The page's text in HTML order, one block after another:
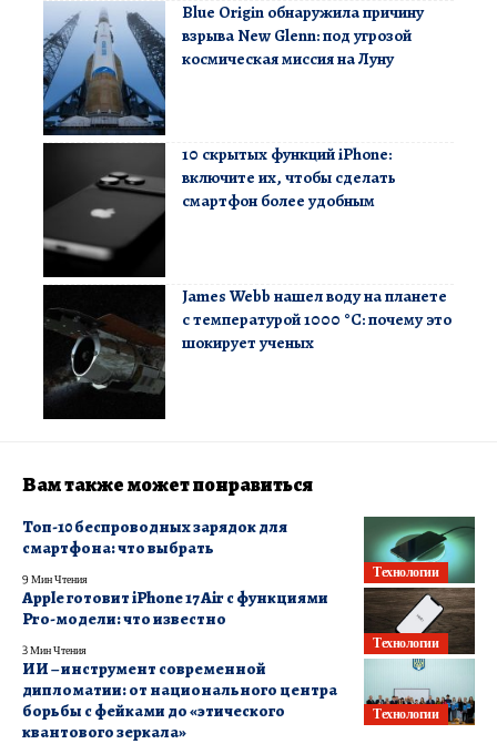
Blue Origin обнаружила причину
взрыва New Glenn: под угрозой
космическая миссия на Луну
10 скрытых функций iPhone:
включите их, чтобы сделать
смартфон более удобным
James Webb нашел воду на планете
с температурой 1000 °C: почему это
шокирует ученых
Вам также может понравиться
Технологии
Топ-10 беспроводных зарядок для
смартфона: что выбрать
9 Мин Чтения
Технологии
Apple готовит iPhone 17 Air с функциями
Pro-модели: что известно
3 Мин Чтения
Технологии
ИИ – инструмент современной
дипломатии: от национального центра
борьбы с фейками до «этического
квантового зеркала»